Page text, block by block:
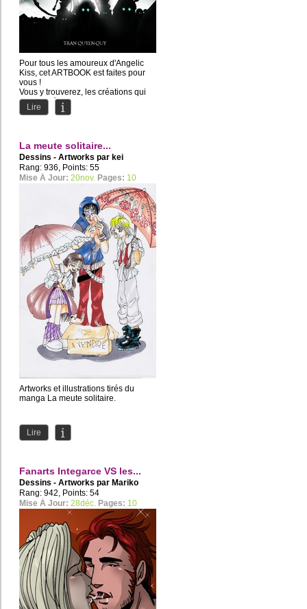
Pour tous les amoureux d'Angelic
Kiss, cet ARTBOOK est faites pour
vous !
Vous y trouverez, les créations qui
ont donnés...
Lire
La meute solitaire...
Dessins - Artworks par kei
sakurada
Rang: 936, Points: 55
Mise À Jour: 20nov. Pages: 10
Artworks et illustrations tirés du
manga La meute solitaire.
Lire
Fanarts Integarce VS les...
Dessins - Artworks par Mariko
Rang: 942, Points: 54
Mise À Jour: 28déc. Pages: 10